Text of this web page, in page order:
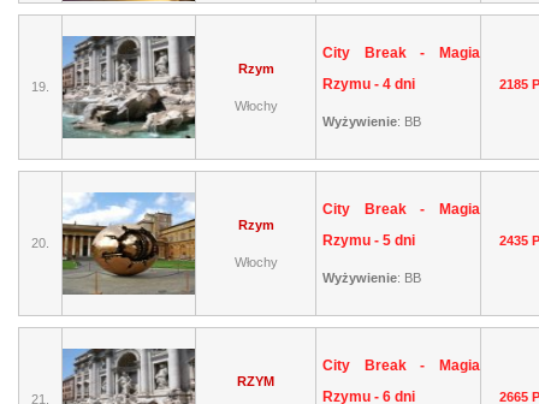
19.
Rzym
Włochy
City Break - Magia
Rzymu - 4 dni
Wyżywienie: BB
2185
20.
Rzym
Włochy
City Break - Magia
Rzymu - 5 dni
Wyżywienie: BB
2435
21.
RZYM
City Break - Magia
Rzymu - 6 dni
2665